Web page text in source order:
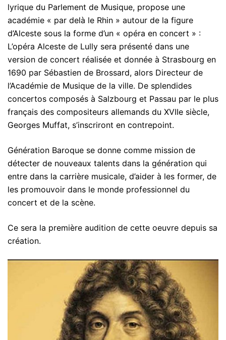
lyrique du Parlement de Musique, propose une
académie « par delà le Rhin » autour de la figure
d’Alceste sous la forme d’un « opéra en concert » :
L’opéra Alceste de Lully sera présenté dans une
version de concert réalisée et donnée à Strasbourg en
1690 par Sébastien de Brossard, alors Directeur de
l’Académie de Musique de la ville. De splendides
concertos composés à Salzbourg et Passau par le plus
français des compositeurs allemands du XVIIe siècle,
Georges Muffat, s’inscriront en contrepoint.
Génération Baroque se donne comme mission de
détecter de nouveaux talents dans la génération qui
entre dans la carrière musicale, d’aider à les former, de
les promouvoir dans le monde professionnel du
concert et de la scène.
Ce sera la première audition de cette oeuvre depuis sa
création.